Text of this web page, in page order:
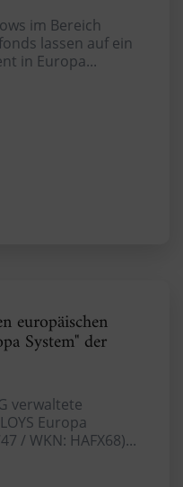
im Bereich
lassen auf ein
in Europa...
europäischen
System" der
verwaltete
Europa
/ WKN: HAFX68)...